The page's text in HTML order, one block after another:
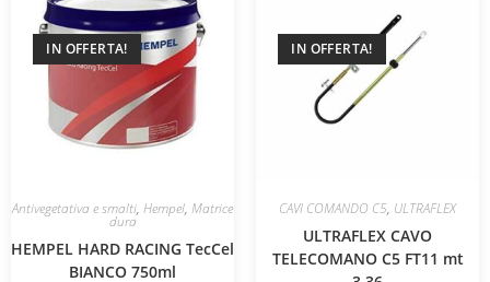
IN OFFERTA!
Antivegetativa e smalti, Hempel, Matrice
dura
HEMPEL HARD RACING TecCel
BIANCO 750ml
IN OFFERTA!
CAVI COMANDO C5, ULTRAFLEX
ULTRAFLEX CAVO
TELECOMANO C5 FT11 mt